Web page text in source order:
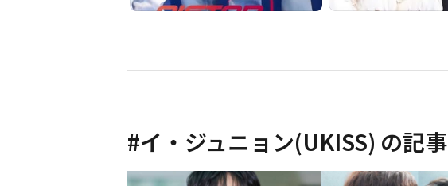
#イ・ジュニョン(UKISS) の記事